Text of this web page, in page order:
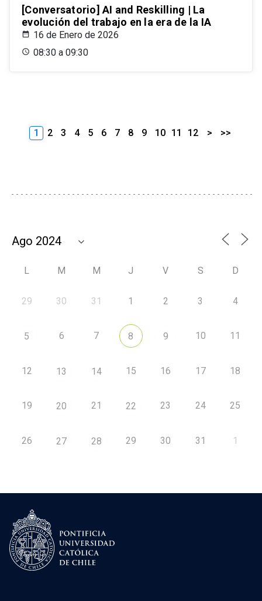
[Conversatorio] AI and Reskilling | La
evolución del trabajo en la era de la IA
16 de Enero de 2026
08:30 a 09:30
1 2 3 4 5 6 7 8 9 10 11 12 > >>
L M M J V S D
29 30 31 1 2 3 4
5 6 7 8 9 10 11
12 13 14 15 16 17 18
19 20 21 22 23 24 25
26 27 28 29 30 31 1